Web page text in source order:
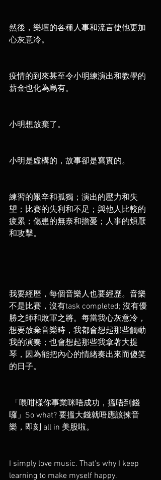
然後，樂壇的各種人事和流言使他更加
心灰意冷。
疫情的到來甚至令小明練演出和教學的
薪金也化為烏有。
小明想放棄了。
小明是虛構的，故事卻是寫實的。
練習的艱辛和孤獨；演出的壓力和失
望；比賽的失利和不足；與他人比較的
疲累；傷患的無奈和擔憂；人事的煩厭
和攻擊。
我要經歷，每個音樂人也要經歷。音樂
不是比賽，沒有task completed; 沒有優
勝之師和敗軍之將。每當我心灰意冷，
想要放棄音樂時，我都會想起那些觸動
我的演奏；也會想起那些我拿著大提
琴，因為能把內心的情緒奏出來而傻笑
的日子。
囉」So what? 要搵大錢就唔應該揀音
樂，即刻 all in 美股啦。
I simply love music. That's why I keep
learning to make myself happy.